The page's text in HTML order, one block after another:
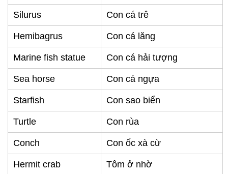
Silurus Con cá trê
Hemibagrus Con cá lăng
Marine fish statue Con cá hải tượng
Sea horse Con cá ngựa
Starfish Con sao biển
Turtle Con rùa
Conch Con ốc xà cừ
Hermit crab Tôm ở nhờ